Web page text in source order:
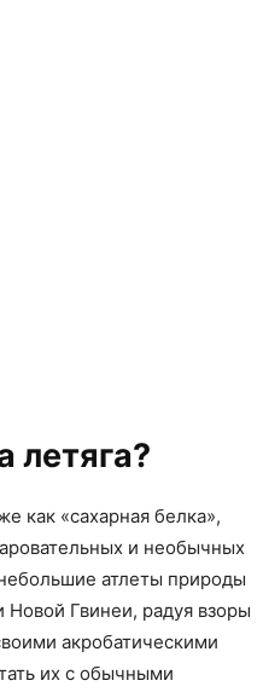
летяга?
как «сахарная белка»,
и необычных
атлеты природы
Новой Гвинеи, радуя взоры
акробатическими
их с обычными